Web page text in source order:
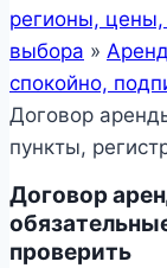
регионы, цены,
выбора »
спокойно,
Договор
пункты,
Договор
проверить